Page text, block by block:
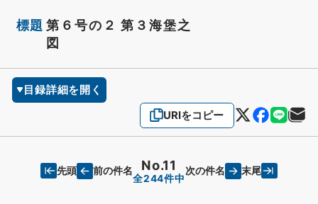
標題 第６号の２ 第３海堡之
図
目録詳細を開く
URIをコピー
先頭 前の件名 No.11
全244件中
次の件名 末尾